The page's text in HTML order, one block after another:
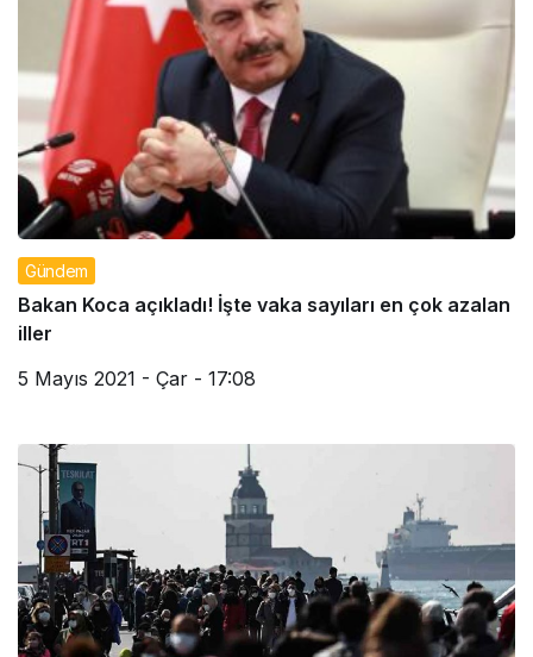
Gündem
Bakan Koca açıkladı! İşte vaka sayıları en çok azalan
iller
5 Mayıs 2021 - Çar - 17:08